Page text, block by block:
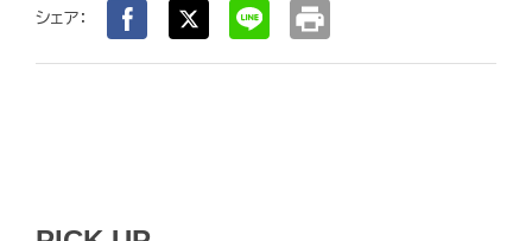
シェア： print